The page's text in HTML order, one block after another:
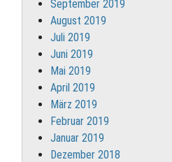
September 2019
August 2019
Juli 2019
Juni 2019
Mai 2019
April 2019
März 2019
Februar 2019
Januar 2019
Dezember 2018